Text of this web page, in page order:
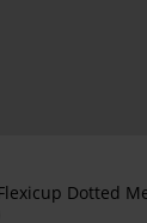
Dotted